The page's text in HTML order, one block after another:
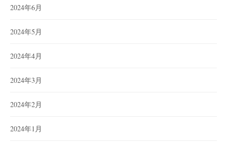
2024年6月
2024年5月
2024年4月
2024年3月
2024年2月
2024年1月